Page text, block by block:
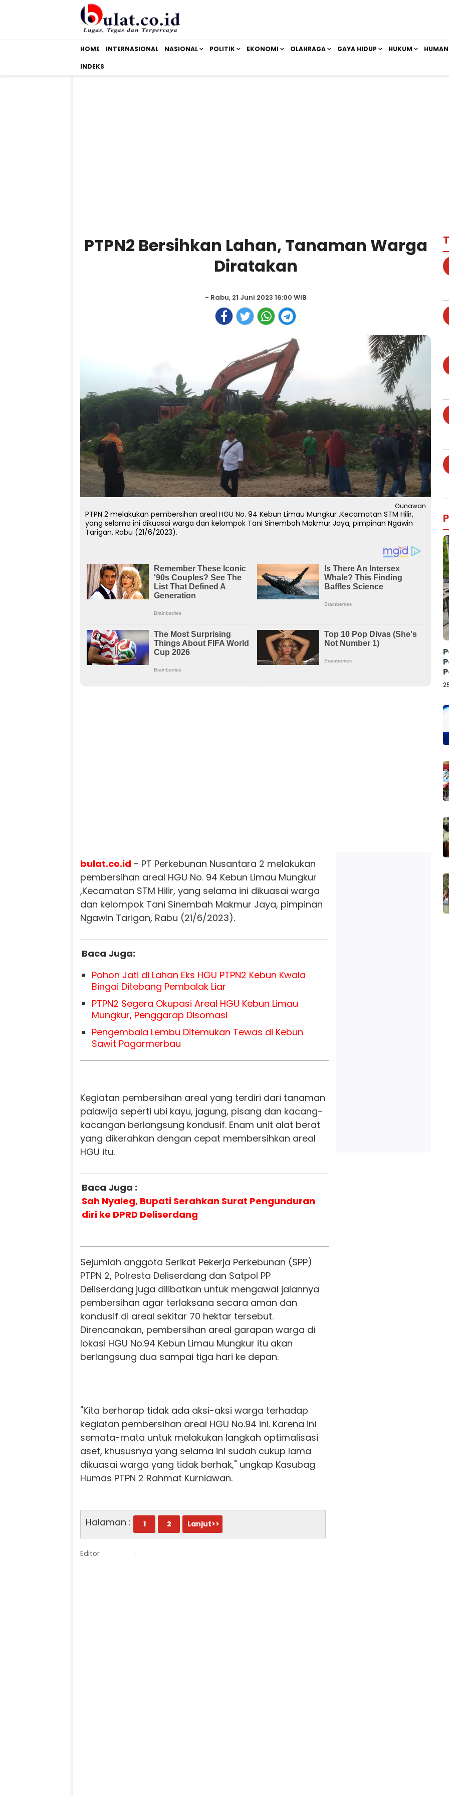
HOME INTERNASIONAL NASIONAL POLITIK EKONOMI OLAHRAGA GAYA HIDUP HUKUM
INDEKS
PTPN2 Bersihkan Lahan, Tanaman Warga
Diratakan
- Rabu, 21 Juni 2023 16:00 WIB
Gunawan
PTPN 2 melakukan pembersihan areal HGU No. 94 Kebun Limau Mungkur ,Kecamatan STM Hilir,
yang selama ini dikuasai warga dan kelompok Tani Sinembah Makmur Jaya, pimpinan Ngawin
Tarigan, Rabu (21/6/2023).
bulat.co.id - PT Perkebunan Nusantara 2 melakukan
pembersihan areal HGU No. 94 Kebun Limau Mungkur
,Kecamatan STM Hilir, yang selama ini dikuasai warga
dan kelompok Tani Sinembah Makmur Jaya, pimpinan
Ngawin Tarigan, Rabu (21/6/2023).
Baca Juga:
Pohon Jati di Lahan Eks HGU PTPN2 Kebun Kwala
Bingai Ditebang Pembalak Liar
PTPN2 Segera Okupasi Areal HGU Kebun Limau
Mungkur, Penggarap Disomasi
Pengembala Lembu Ditemukan Tewas di Kebun
Sawit Pagarmerbau
Kegiatan pembersihan areal yang terdiri dari tanaman
palawija seperti ubi kayu, jagung, pisang dan kacang-
kacangan berlangsung kondusif. Enam unit alat berat
yang dikerahkan dengan cepat membersihkan areal
HGU itu.
Baca Juga :
Sah Nyaleg, Bupati Serahkan Surat Pengunduran
diri ke DPRD Deliserdang
Sejumlah anggota Serikat Pekerja Perkebunan (SPP)
PTPN 2, Polresta Deliserdang dan Satpol PP
Deliserdang juga dilibatkan untuk mengawal jalannya
pembersihan agar terlaksana secara aman dan
kondusif di areal sekitar 70 hektar tersebut.
Direncanakan, pembersihan areal garapan warga di
lokasi HGU No.94 Kebun Limau Mungkur itu akan
berlangsung dua sampai tiga hari ke depan.
"Kita berharap tidak ada aksi-aksi warga terhadap
kegiatan pembersihan areal HGU No.94 ini. Karena ini
semata-mata untuk melakukan langkah optimalisasi
aset, khususnya yang selama ini sudah cukup lama
dikuasai warga yang tidak berhak," ungkap Kasubag
Humas PTPN 2 Rahmat Kurniawan.
Halaman : 1 2 Lanjut>>
Editor :